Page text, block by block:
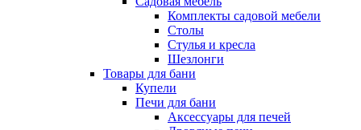
Комплекты садовой мебели
Столы
Стулья и кресла
Шезлонги
Товары для бани
Купели
Печи для бани
Аксессуары для печей